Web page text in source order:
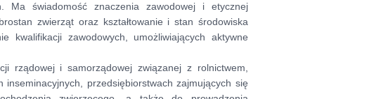
Ma świadomość znaczenia zawodowej i etycznej
zwierząt oraz kształtowanie i stan środowiska
kwalifikacji zawodowych, umożliwiających aktywne
rządowej i samorządowej związanej z rolnictwem,
przedsiębiorstwach zajmujących się